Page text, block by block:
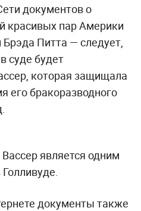
документов о
красивых пар Америки
Питта — следует,
суде будет
которая защищала
его бракоразводного
является одним
документы также